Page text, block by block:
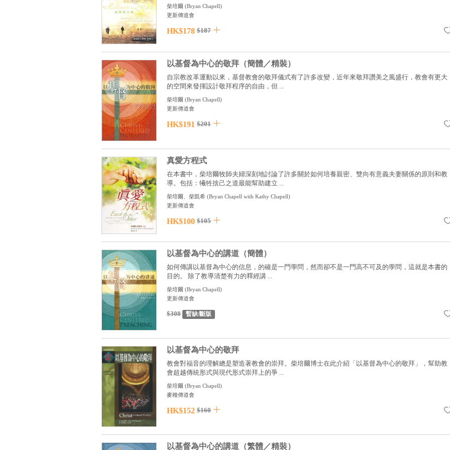
柴培爾 (Bryan Chapell)
更新傳道會
HK$178 $187
以基督為中心的敬拜（簡體／精裝）
自宗教改革運動以來，基督教會的敬拜儀式有了許多改變，近年來敬拜讚美之風盛行，教會有更大
的空間來發揮設計敬拜程序的自由，但 ...
柴培爾 (Bryan Chapell)
更新傳道會
HK$191 $201
真愛方程式
在本書中，柴培爾牧師夫婦深刻地討論了許多關於如何培養親密、雙向有意義夫妻關係的原則和教
導。包括：犧牲捨己之道最能幫助建立 ...
柴培爾、柴凱希 (Bryan Chapell with Kathy Chapell)
更新傳道會
HK$100 $105
以基督為中心的講道（簡體）
如何傳講以基督為中心的信息，的確是一門學問，然而卻不是一門高不可及的學問，這就是本書的
目的。 除了教導清楚有力的釋經講 ...
柴培爾 (Bryan Chapell)
更新傳道會
$308 暫缺/斷版
以基督為中心的敬拜
教會對福音的理解總是塑造著教會的崇拜。柴培爾博士在此介紹「以基督為中心的敬拜」，幫助教
會超越傳統形式與現代形式崇拜上的爭 ...
柴培爾 (Bryan Chapell)
麥種傳道會
HK$152 $160
以基督為中心的講道（繁體／精裝）